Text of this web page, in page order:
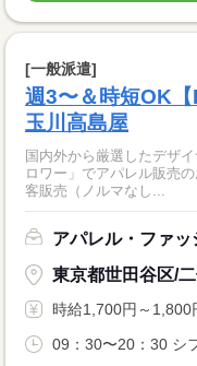
[一般派遣]
週3〜＆時短OK
玉川高島屋
国内外から厳選したデザ
ロワー」でアパレル販売のお仕事です！ 【
客販売（ノルマなし...
アパレル・ファ
東京都世田谷区/
時給1,700円～1,800
09：30〜20：30 シ